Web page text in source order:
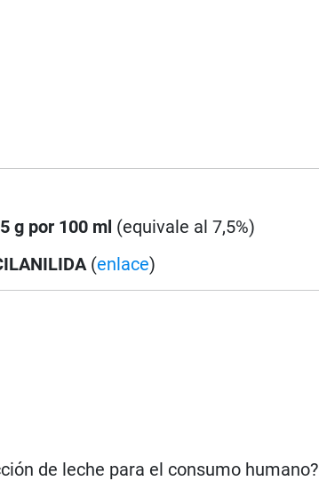
g por 100 ml (equivale al 7,5%)
(enlace)
de leche para el consumo humano?